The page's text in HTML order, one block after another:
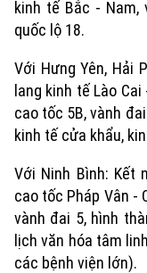
Xu hướng
kinh tế Bắc - Nam,
quốc lộ 18.
Với Hưng Yên, Hải
lang kinh tế Lào
cao tốc 5B, vành
kinh tế cửa khẩu,
Với Ninh Bình: Kết
cao tốc Pháp Vân -
vành đai 5, hình
lịch văn hóa tâm
các bệnh viện lớn).